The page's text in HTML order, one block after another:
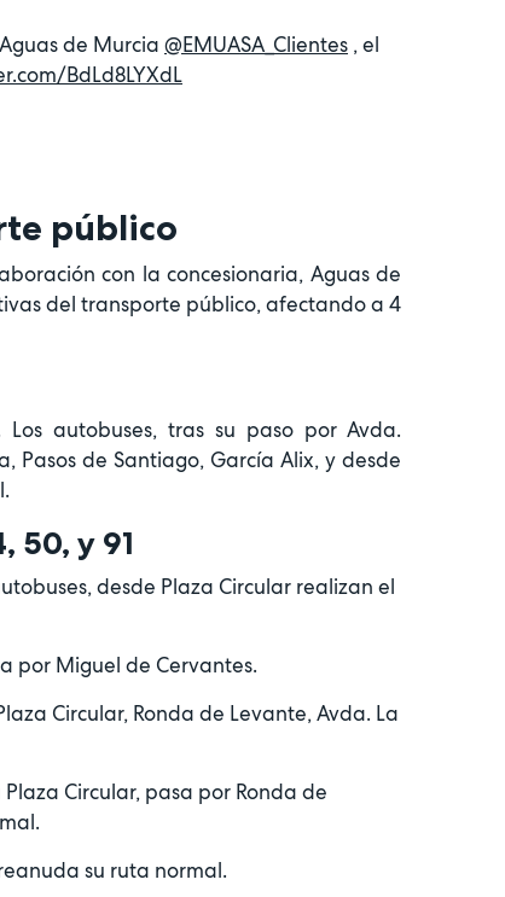
de Murcia @EMUASA_Clientes , el
BdLd8LYXdL
público
con la concesionaria, Aguas de
del transporte público, afectando a 4
autobuses, tras su paso por Avda.
Pasos de Santiago, García Alix, y desde
50, y 91
desde Plaza Circular realizan el
por Miguel de Cervantes.
Circular, Ronda de Levante, Avda. La
Circular, pasa por Ronda de
su ruta normal.